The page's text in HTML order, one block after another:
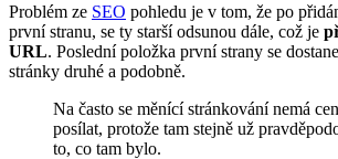
Problém ze SEO pohledu je v tom, že po
první stranu, se ty starší odsunou dále, což je
URL. Poslední položka první strany se
stránky druhé a podobně.
Na často se měnící stránkování nemá
posílat, protože tam stejně už
to, co tam bylo.